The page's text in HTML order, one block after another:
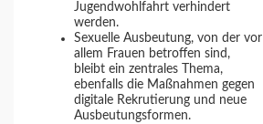
Jugendwohlfahrt verhindert
werden.
Sexuelle Ausbeutung, von der vor
allem Frauen betroffen sind,
bleibt ein zentrales Thema,
ebenfalls die Maßnahmen gegen
digitale Rekrutierung und neue
Ausbeutungsformen.